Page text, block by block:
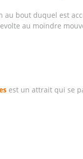
bout duquel est
au moindre
est un attrait qui se